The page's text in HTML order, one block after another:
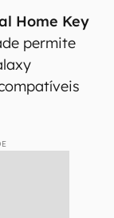
Home Key
permite